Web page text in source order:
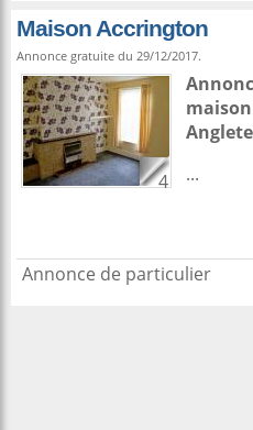
Maison Accrington
Annonce gratuite du 29/12/2017.
4
maison
...
Annonce de particulier